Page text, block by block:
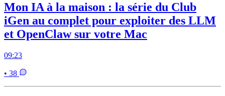
Mon IA à la maison : la série du Club
iGen au complet pour exploiter des LLM
et OpenClaw sur votre Mac
09:23
• 38